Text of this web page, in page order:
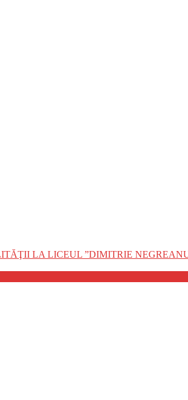
LA LICEUL ”DIMITRIE